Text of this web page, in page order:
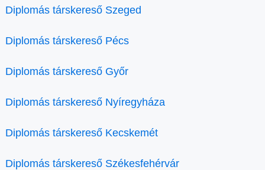
Diplomás társkereső Szeged
Diplomás társkereső Pécs
Diplomás társkereső Győr
Diplomás társkereső Nyíregyháza
Diplomás társkereső Kecskemét
Diplomás társkereső Székesfehérvár